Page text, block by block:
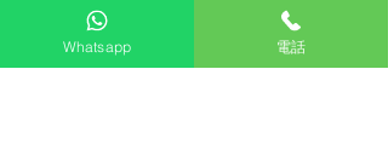
免費座檯安裝：購買此產品可享免費
座檯安裝服務
Whatsapp 電話